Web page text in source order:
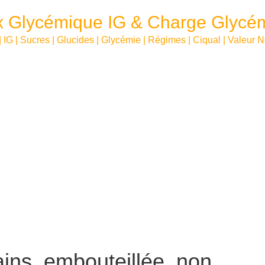
Glycémique IG & Charge
IG | Sucres | Glucides | Glycémie | Régimes | Ciqual | Valeur